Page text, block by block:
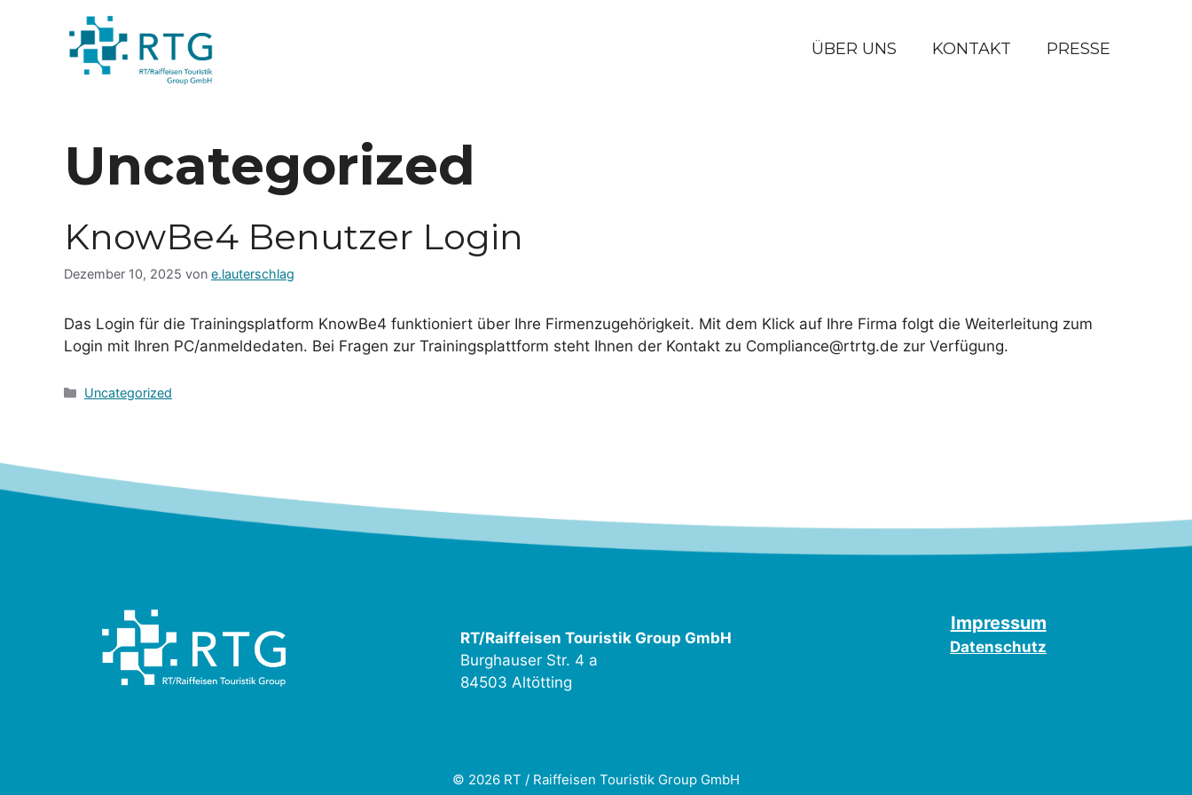
ÜBER UNS KONTAKT PRESSE
Uncategorized
KnowBe4 Benutzer Login
Dezember 10, 2025 von e.lauterschlag
Das Login für die Trainingsplatform KnowBe4 funktioniert über Ihre Firmenzugehörigkeit. Mit dem Klick auf Ihre Firma folgt die Weiterleitung zum
Login mit Ihren PC/anmeldedaten. Bei Fragen zur Trainingsplattform steht Ihnen der Kontakt zu Compliance@rtrtg.de zur Verfügung.
Kategorien
Uncategorized
RT/Raiffeisen Touristik Group GmbH
Burghauser Str. 4 a
84503 Altötting
Impressum
Datenschutz
© 2026 RT / Raiffeisen Touristik Group GmbH